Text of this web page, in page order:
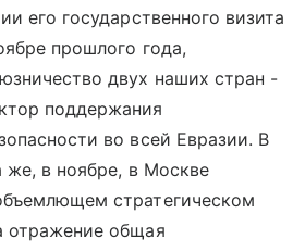
его государственного визита
прошлого года,
двух наших стран -
поддержания
во всей Евразии. В
же, в ноябре, в Москве
стратегическом
отражение общая